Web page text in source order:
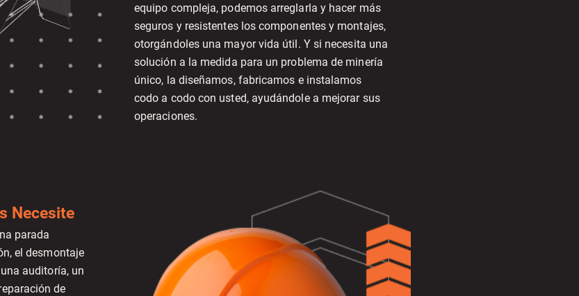
equipo compleja, podemos arreglarla y hacer más
seguros y resistentes los componentes y montajes,
otorgándoles una mayor vida útil. Y si necesita una
solución a la medida para un problema de minería
único, la diseñamos, fabricamos e instalamos
codo a codo con usted, ayudándole a mejorar sus
operaciones.
Necesite
parada
el desmontaje
auditoría, un
de